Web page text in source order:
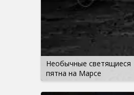
Необычные светящиеся
пятна на Марсе